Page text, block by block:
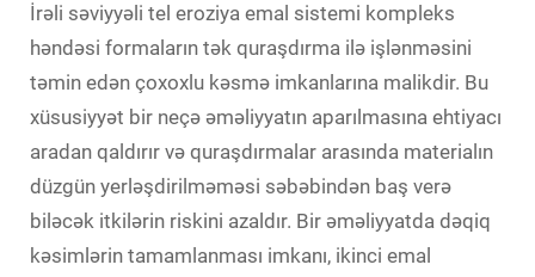
İrəli səviyyəli tel eroziya emal sistemi kompleks
həndəsi formaların tək quraşdırma ilə işlənməsini
təmin edən çoxoxlu kəsmə imkanlarına malikdir. Bu
xüsusiyyət bir neçə əməliyyatın aparılmasına ehtiyacı
aradan qaldırır və quraşdırmalar arasında materialın
düzgün yerləşdirilməməsi səbəbindən baş verə
biləcək itkilərin riskini azaldır. Bir əməliyyatda dəqiq
kəsimlərin tamamlanması imkanı, ikinci emal